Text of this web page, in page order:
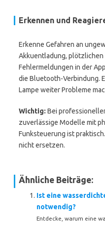
Erkennen und
Erkenne Gefahren an
Akkuentladung,
Fehlermeldungen in der
die Bluetooth-Verbindung.
Lampe weiter Probleme
Wichtig: Bei
zuverlässige Modelle mit
Funksteuerung ist
nicht ersetzen.
Ähnliche Beiträge:
Ist eine
notwendig?
Entdecke, warum eine